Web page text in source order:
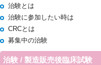
治験とは
治験に参加したい時は
CRCとは
募集中の治験
治験 / 製造販売後臨床試験